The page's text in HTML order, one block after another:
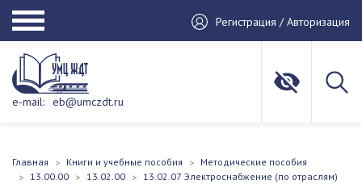
Регистрация / Авторизация
e-mail: eb@umczdt.ru
Главная Книги и учебные пособия
Методические пособия
13.00.00
13.02.00
13.02.07 Электроснабжение (по отраслям)